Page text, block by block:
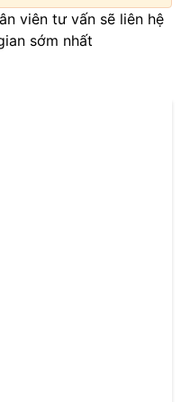
viên tư vấn sẽ liên hệ
sớm nhất